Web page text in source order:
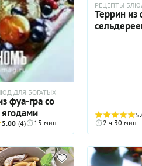
ДЛЯ БОГАТЫХ
фуа-гра со
5.00 (4) 15 мин
РЕЦЕПТЫ
Террин из
2 ч 30 мин